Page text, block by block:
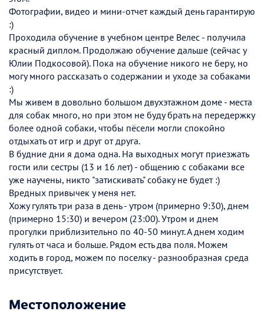
Фотографии, видео и мини-отчет каждый день гарантирую
:)
Проходила обучение в учебном центре Велес - получила
красный диплом. Продолжаю обучение дальше (сейчас у
Юлии Подкосовой). Пока на обучение никого не беру, но
могу много рассказать о содержании и уходе за собаками
:)
Мы живем в довольно большом двухэтажном доме - места
для собак много, но при этом не буду брать на передержку
более одной собаки, чтобы пёсели могли спокойно
отдыхать от игр и друг от друга.
В будние дни я дома одна. На выходных могут приезжать
гости или сестры (13 и 16 лет) - общению с собаками все
уже научены, никто "затискивать" собаку не будет :)
Вредных привычек у меня нет.
Хожу гулять три раза в день - утром (примерно 9:30), днем
(примерно 15:30) и вечером (23:00). Утром и днем
прогулки приблизительно по 40-50 минут. А днем ходим
гулять от часа и больше. Рядом есть два поля. Можем
ходить в город, можем по поселку - разнообразная среда
присутствует.
Местоположение